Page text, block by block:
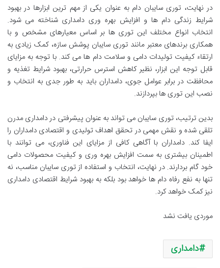
در نهایت، توری سایبان دام به عنوان یکی از مهم ترین ابزارها در بهبود
شرایط زندگی دام ها و افزایش بهره وری دامداری شناخته می شود.
انتخاب انواع مختلف این توری ها بر اساس معیارهای مشخص و با
همکاری برندهای معتبر مانند توری سایبان پوشش سازه، کمک زیادی به
ارتقاء کیفیت تولیدات دامی و سلامت دام ها می کند. با توجه به مزایای
قابل توجه این ابزار، نظیر کاهش استرس حرارتی، بهبود شرایط تغذیه و
محافظت در برابر عوامل جوی، دامداران باید به طور جدی به انتخاب و
نصب این توری ها بپردازند.
بدین ترتیب، توری سایبان می تواند به عنوان پیشرفتی در دامداری مدرن
تلقی شده و نقش مهمی در تحقق اهداف تولیدی و اقتصادی دامداران را
ایفا کند. دامداران با آگاهی کافی از مزایای این فناوری، می توانند با
اطمینان بیشتری به سمت افزایش بهره وری و کیفیت محصولات دامی
خود گام بردارند. در نهایت، انتخاب و استفاده از توری سایبان مناسب، نه
تنها به نفع رفاه دام ها خواهد بود بلکه به بهبود شرایط اقتصادی دامداری
نیز کمک خواهد کرد.
موردی یافت نشد
دامداری